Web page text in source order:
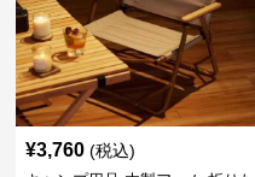
¥3,760 (税込)